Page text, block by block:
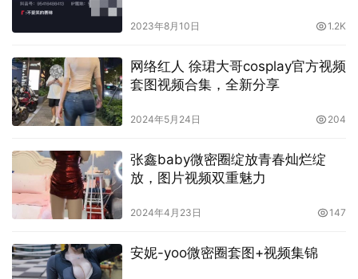
2023年8月10日 1.2K
网络红人 徐珺大哥cosplay官方视频
套图视频合集，全新分享
2024年5月24日 204
张鑫baby微密圈绽放青春灿烂绽
放，图片视频双重魅力
2024年4月23日 147
安妮-yoo微密圈套图+视频集锦